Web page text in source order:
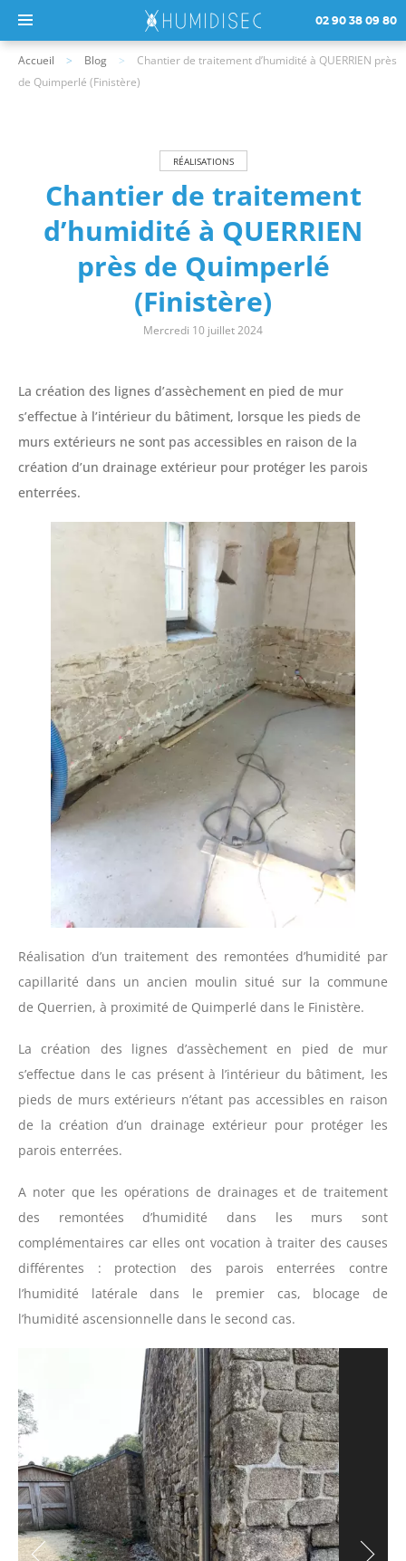
02 90 38 09 80
Accueil Blog
Chantier de traitement d’humidité à QUERRIEN près
de Quimperlé (Finistère)
RÉALISATIONS
Chantier de traitement
d’humidité à QUERRIEN
près de Quimperlé
(Finistère)
Mercredi 10 juillet 2024
La création des lignes d’assèchement en pied de mur
s’effectue à l’intérieur du bâtiment, lorsque les pieds de
murs extérieurs ne sont pas accessibles en raison de la
création d’un drainage extérieur pour protéger les parois
enterrées.
Réalisation d’un traitement des remontées d’humidité par
capillarité dans un ancien moulin situé sur la commune
de Querrien, à proximité de Quimperlé dans le Finistère.
La création des lignes d’assèchement en pied de mur
s’effectue dans le cas présent à l’intérieur du bâtiment, les
pieds de murs extérieurs n’étant pas accessibles en raison
de la création d’un drainage extérieur pour protéger les
parois enterrées.
A noter que les opérations de drainages et de traitement
des remontées d’humidité dans les murs sont
complémentaires car elles ont vocation à traiter des causes
différentes : protection des parois enterrées contre
l’humidité latérale dans le premier cas, blocage de
l’humidité ascensionnelle dans le second cas.